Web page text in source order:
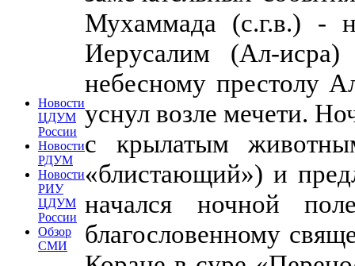
Новости
ЦДУМ
России
Новости
РДУМ
Новости
РИУ
ЦДУМ
России
Обзор
СМИ
Мухаммада (с.г.в.) -
Иерусалим (Ал-
небесному престолу
уснул возле мечети.
с крылатым
«блистающий») и
начался ночной
благословенному